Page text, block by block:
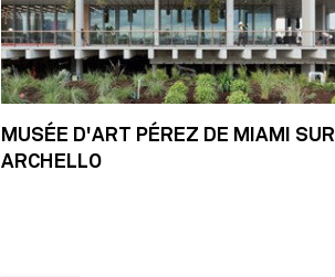
MUSÉE D'ART PÉREZ DE MIAMI SUR
ARCHELLO